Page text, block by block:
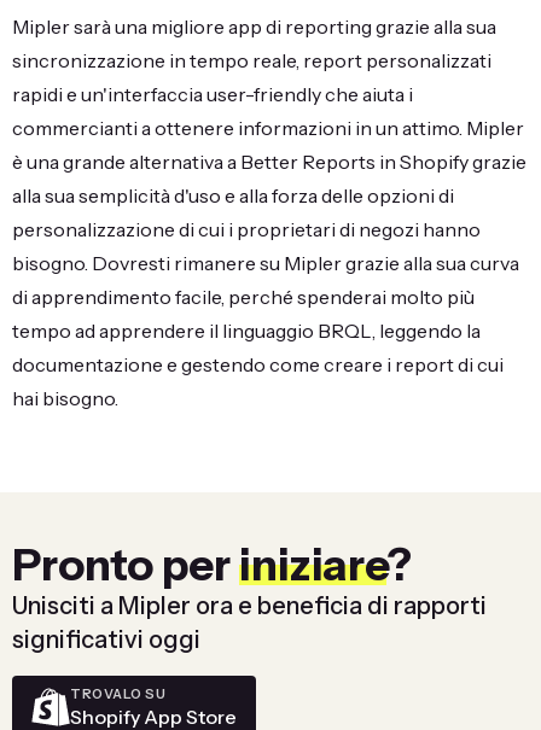
Mipler sarà una migliore app di reporting grazie alla sua
sincronizzazione in tempo reale, report personalizzati
rapidi e un'interfaccia user-friendly che aiuta i
commercianti a ottenere informazioni in un attimo. Mipler
è una grande alternativa a Better Reports in Shopify grazie
alla sua semplicità d'uso e alla forza delle opzioni di
personalizzazione di cui i proprietari di negozi hanno
bisogno. Dovresti rimanere su Mipler grazie alla sua curva
di apprendimento facile, perché spenderai molto più
tempo ad apprendere il linguaggio BRQL, leggendo la
documentazione e gestendo come creare i report di cui
hai bisogno.
Pronto periniziare?
Unisciti a Mipler ora e beneficia di rapporti
significativi oggi
TROVALO SU
Shopify App Store